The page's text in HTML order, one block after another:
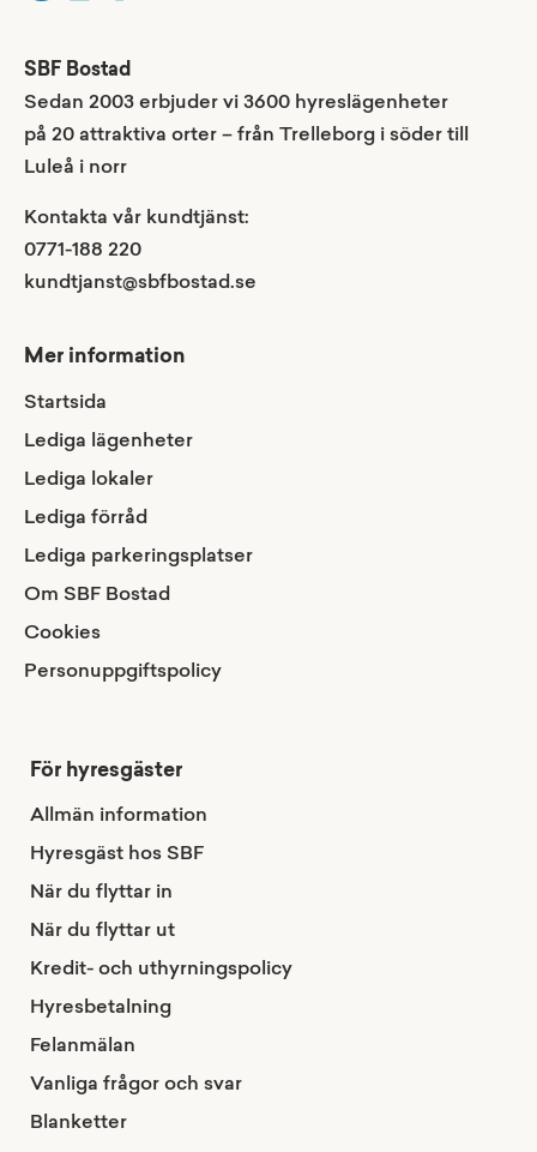
SBF Bostad
Sedan 2003 erbjuder vi 3600 hyreslägenheter
på 20 attraktiva orter – från Trelleborg i söder till
Luleå i norr
Kontakta vår kundtjänst:
0771-188 220
kundtjanst@sbfbostad.se
Mer information
Startsida
Lediga lägenheter
Lediga lokaler
Lediga förråd
Lediga parkeringsplatser
Om SBF Bostad
Cookies
Personuppgiftspolicy
För hyresgäster
Allmän information
Hyresgäst hos SBF
När du flyttar in
När du flyttar ut
Kredit- och uthyrningspolicy
Hyresbetalning
Felanmälan
Vanliga frågor och svar
Blanketter